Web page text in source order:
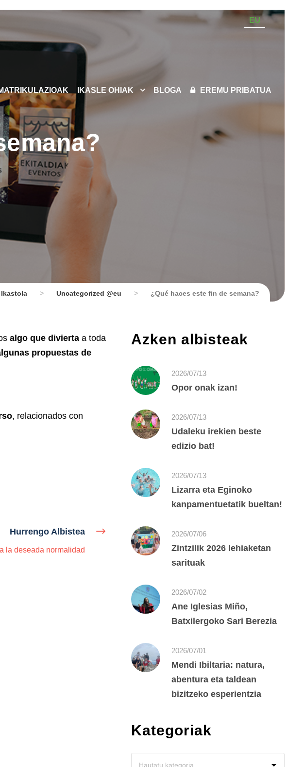
EU
IKASLE OHIAK BLOGA EREMU PRIBATUA
> Uncategorized @eu > ¿Qué haces este fin de semana?
algo que divierta a toda
propuestas de
, relacionados con
Hurrengo Albistea
la deseada normalidad
Azken albisteak
2026/07/13
Opor onak izan!
2026/07/13
Udaleku irekien beste
edizio bat!
2026/07/13
Lizarra eta Eginoko
kanpamentuetatik bueltan!
2026/07/06
Zintzilik 2026 lehiaketan
sarituak
2026/07/02
Ane Iglesias Miño,
Batxilergoko Sari Berezia
2026/07/01
Mendi Ibiltaria: natura,
abentura eta taldean
bizitzeko esperientzia
Kategoriak